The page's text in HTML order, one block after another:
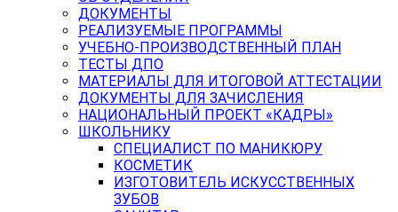
ДОКУМЕНТЫ
РЕАЛИЗУЕМЫЕ ПРОГРАММЫ
УЧЕБНО-ПРОИЗВОДСТВЕННЫЙ ПЛАН
ТЕСТЫ ДПО
МАТЕРИАЛЫ ДЛЯ ИТОГОВОЙ АТТЕСТАЦИИ
ДОКУМЕНТЫ ДЛЯ ЗАЧИСЛЕНИЯ
НАЦИОНАЛЬНЫЙ ПРОЕКТ «КАДРЫ»
ШКОЛЬНИКУ
СПЕЦИАЛИСТ ПО МАНИКЮРУ
КОСМЕТИК
ИЗГОТОВИТЕЛЬ ИСКУССТВЕННЫХ
ЗУБОВ